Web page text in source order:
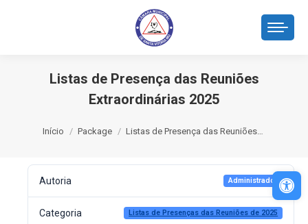
Listas de Presença das Reuniões
Extraordinárias 2025
Início Package Listas de Presença das Reuniões…
Autoria Administrador
Categoria Listas de Presenças das Reuniões de 2025